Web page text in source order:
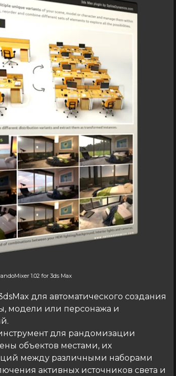
1.02 for 3ds Max
для автоматического создания
модели или персонажа и
для рандомизации
объектов местами, их
между различными наборами
активных источников света и